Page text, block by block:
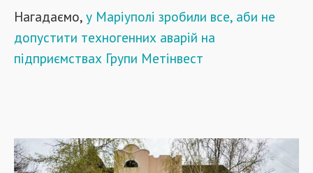
Нагадаємо, у Маріуполі зробили все, аби не
допустити техногенних аварій на
підприємствах Групи Метінвест